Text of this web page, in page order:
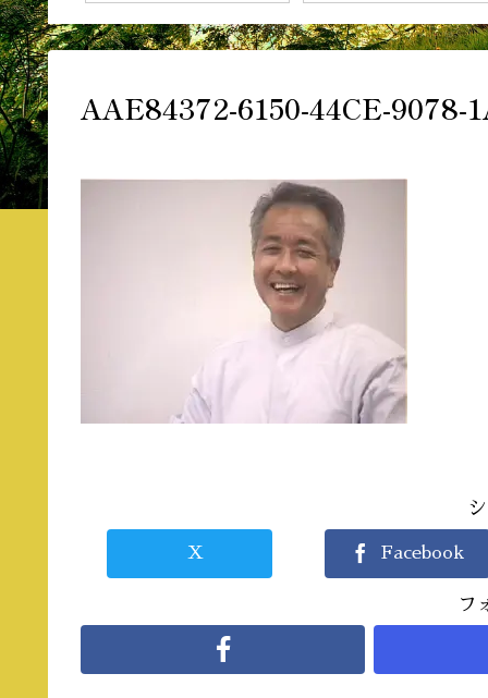
AAE84372-6150-44CE-9078-
X Facebook
フ